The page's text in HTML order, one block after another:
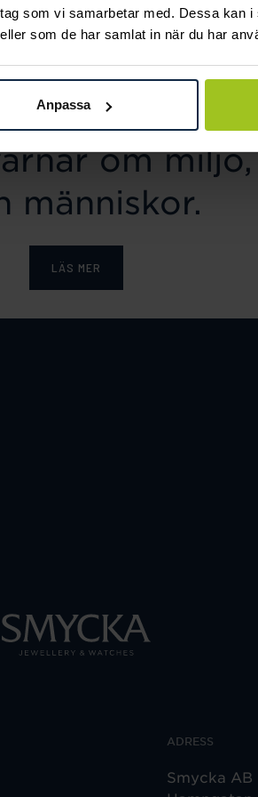
som vi samarbetar med. Dessa kan
som de har samlat in när du har
Anpassa
för ett
om
människor.
LÄS MER
ADRESS
Smycka AB